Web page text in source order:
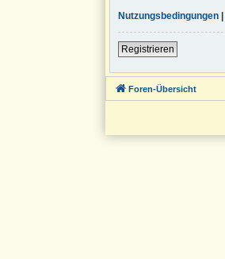
Nutzungsbedingungen |
Registrieren
Foren-Übersicht